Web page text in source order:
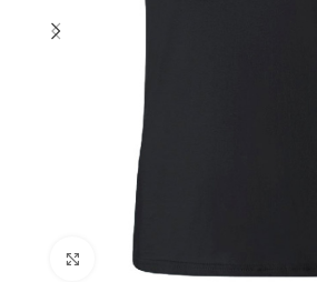
Click to enlarge